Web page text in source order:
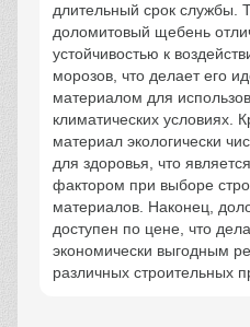
длительный срок службы.
доломитовый щебень
устойчивостью к
морозов, что делает его
материалом для
климатических условиях.
материал экологически
для здоровья, что
фактором при выборе
материалов. Наконец,
доступен по цене, что
экономически выгодным
различных строительных